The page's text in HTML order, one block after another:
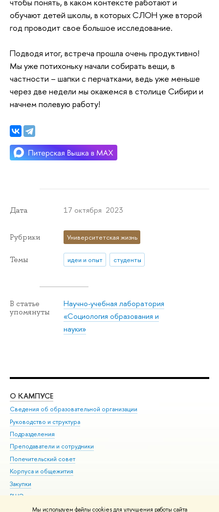
Мы используем файлы cookies для улучшения работы сайта
обучают детей школы, в которых СЛОН уже второй
год проводит свое большое исследование.
Подводя итог, встреча прошла очень продуктивно!
Мы уже потихоньку начали собирать вещи, в
частности – шапки с перчатками, ведь уже меньше
через две недели мы окажемся в столице Сибири и
начнем полевую работу!
Дата 17 октября 2023
Рубрики Университетская жизнь
Темы идеи и опыт студенты
В статье
упомянуты
Научно-учебная лаборатория
«Социология образования и
науки»
О КАМПУСЕ
Сведения об образовательной организации
Руководство и структура
Подразделения
Преподаватели и сотрудники
Попечительский совет
Корпуса и общежития
Закупки
ВШЭ для студентов с ограниченными возможностями
здоровья и инвалидностью